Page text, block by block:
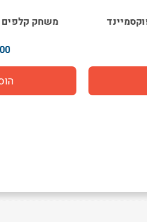
בלאגן פוקסמיינד